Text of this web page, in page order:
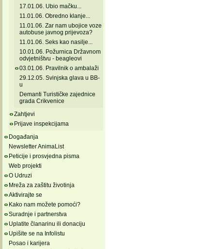
17.01.06. Ubio mačku...
11.01.06. Obredno klanje...
11.01.06. Zar nam ubojice voze
autobuse javnog prijevoza?
11.01.06. Seks kao nasilje...
10.01.06. Požurnica Državnom
odvjetništvu - beagleovi
03.01.06. Pravilnik o ambalaži
29.12.05. Svinjska glava u BB-
u
Demanti Turističke zajednice
grada Crikvenice
Zahtjevi
Prijave inspekcijama
Događanja
Newsletter AnimaList
Peticije i prosvjedna pisma
Web projekti
O Udruzi
Mreža za zaštitu životinja
Aktivirajte se
Kako nam možete pomoći?
Suradnje i partnerstva
Uplatite članarinu ili donaciju
Upišite se na Infolistu
Posao i karijera